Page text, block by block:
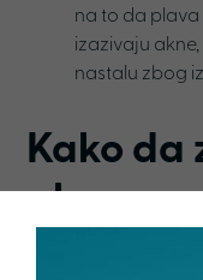
na to da plava
izazivaju
nastalu zbog
Kako da
plave